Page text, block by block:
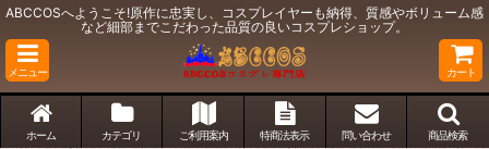
ABCCOSへようこそ!原作に忠実し、コスプレイヤーも納得、質感やボリューム感
など細部までこだわった品質の良いコスプレショップ。
メニュー カート
ホーム カテゴリ ご利用案内 特商法表示 問い合わせ 商品検索